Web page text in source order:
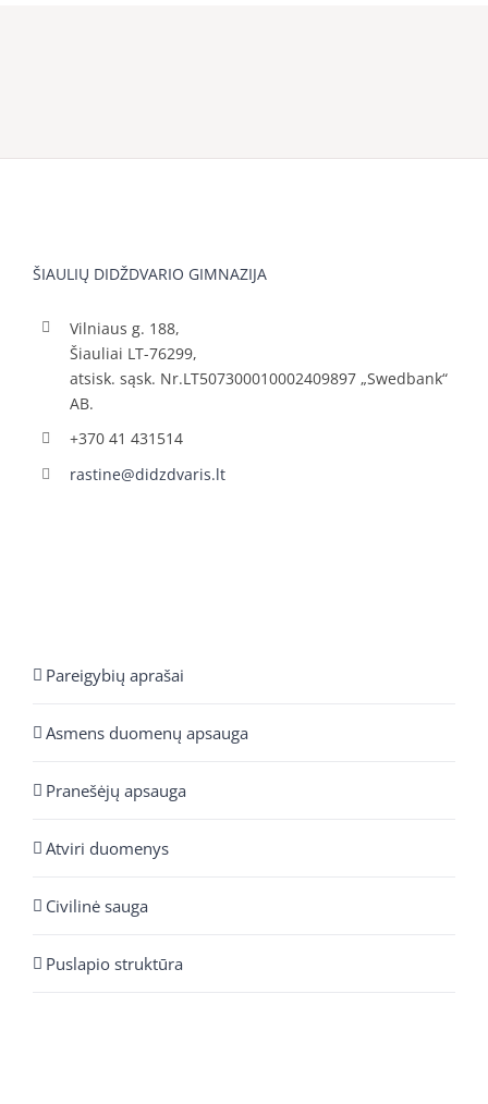
ŠIAULIŲ DIDŽDVARIO GIMNAZIJA
Vilniaus g. 188,
Šiauliai LT-76299,
atsisk. sąsk. Nr.LT507300010002409897 „Swedbank“
AB.
+370 41 431514
rastine@didzdvaris.lt
Pareigybių aprašai
Asmens duomenų apsauga
Pranešėjų apsauga
Atviri duomenys
Civilinė sauga
Puslapio struktūra